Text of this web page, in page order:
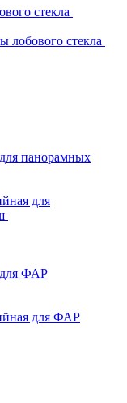
стекла
лобового стекла
панорамных
для
для ФАР
для ФАР